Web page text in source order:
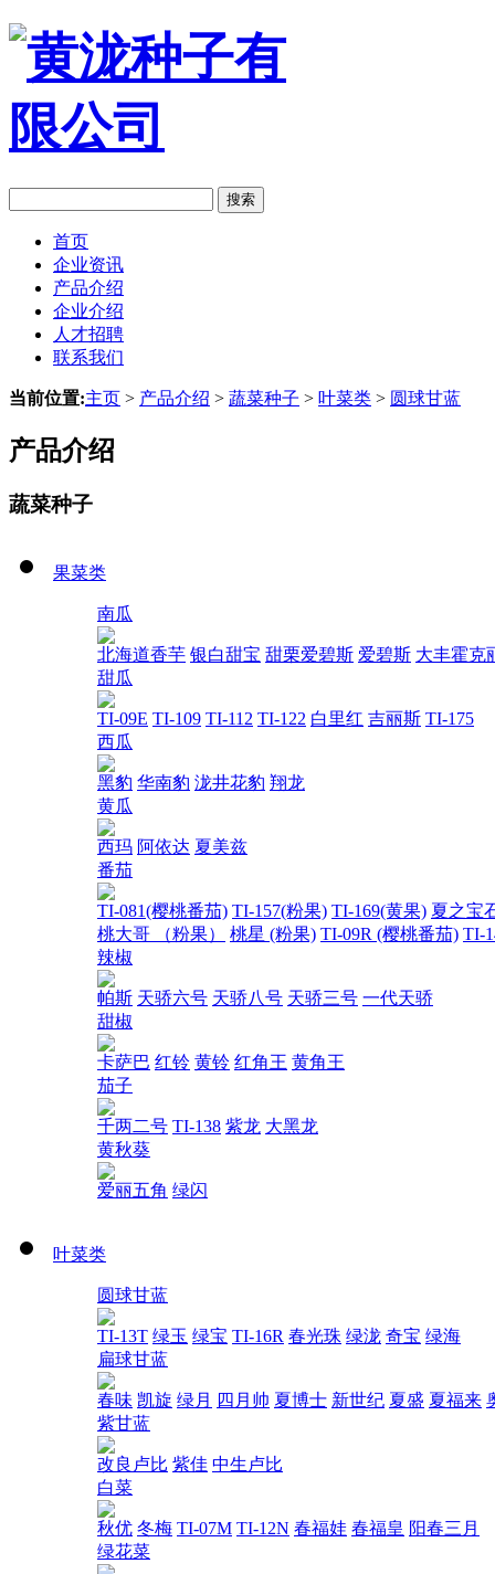
搜索
首页
企业资讯
产品介绍
企业介绍
人才招聘
联系我们
当前位置:主页 > 产品介绍 > 蔬菜种子 > 叶菜类 > 圆球甘蓝
产品介绍
蔬菜种子
果菜类
南瓜
北海道香芋 银白甜宝 甜栗爱碧斯 爱碧斯 大丰霍克
甜瓜
TI-09E TI-109 TI-112 TI-122 白里红 吉丽斯 TI-175
西瓜
黑豹 华南豹 泷井花豹 翔龙
黄瓜
西玛 阿依达 夏美兹
番茄
TI-081(樱桃番茄) TI-157(粉果) TI-169(黄果) 夏之宝
桃大哥 （粉果）
桃星 (粉果) TI-09R (樱桃番茄) TI-
辣椒
帕斯 天骄六号 天骄八号 天骄三号 一代天骄
甜椒
卡萨巴 红铃 黄铃 红角王 黄角王
茄子
千两二号 TI-138 紫龙 大黑龙
黄秋葵
爱丽五角 绿闪
叶菜类
圆球甘蓝
TI-13T 绿玉 绿宝 TI-16R 春光珠 绿泷 奇宝 绿海
扁球甘蓝
春味 凯旋 绿月 四月帅 夏博士 新世纪 夏盛 夏福来
紫甘蓝
改良卢比 紫佳 中生卢比
白菜
秋优 冬梅 TI-07M TI-12N 春福娃 春福皇 阳春三月
绿花菜